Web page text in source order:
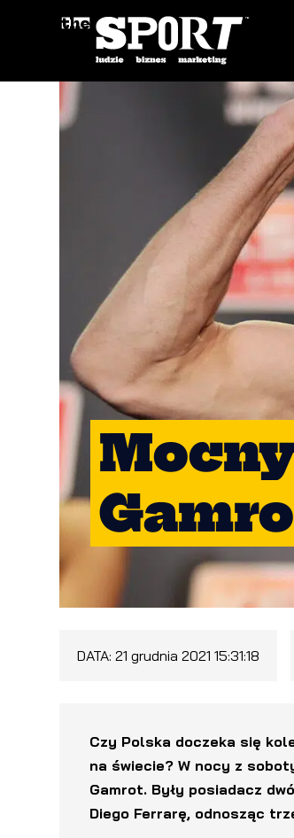
DATA:21 grudnia 2021 15:31:18
Czy Polska doczeka się
na świecie? W nocy z
Gamrot. Były posiadacz
Diego Ferrarę, odnosząc